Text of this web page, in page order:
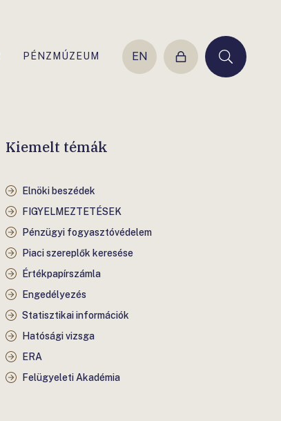
PÉNZMÚZEUM EN
Belépés Keresés
Kiemelt témák
Elnöki beszédek
FIGYELMEZTETÉSEK
Pénzügyi fogyasztóvédelem
Piaci szereplők keresése
Értékpapírszámla
Engedélyezés
Statisztikai információk
Hatósági vizsga
ERA
Felügyeleti Akadémia